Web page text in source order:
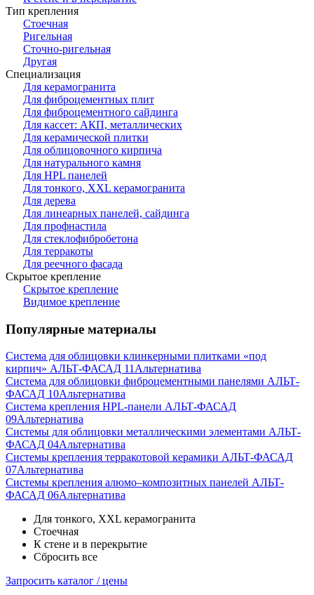
Тип крепления
Стоечная
Ригельная
Сточно-ригельная
Другая
Специализация
Для керамогранита
Для фиброцементных плит
Для фиброцементного сайдинга
Для кассет: АКП, металлических
Для керамической плитки
Для облицовочного кирпича
Для натурального камня
Для HPL панелей
Для тонкого, XXL керамогранита
Для дерева
Для линеарных панелей, сайдинга
Для профнастила
Для стеклофибробетона
Для терракоты
Для реечного фасада
Скрытое крепление
Скрытое крепление
Видимое крепление
Популярные материалы
Система для облицовки клинкерными плитками «под
кирпич» АЛЬТ-ФАСАД 11 Альтернатива
Система для облицовки фиброцементными панелями АЛЬТ-
ФАСАД 10Альтернатива
Система крепления HPL-панели АЛЬТ-ФАСАД
09Альтернатива
Системы для облицовки металлическими элементами АЛЬТ-
ФАСАД 04Альтернатива
Системы крепления терракотовой керамики АЛЬТ-ФАСАД
07Альтернатива
Cистемы крепления алюмо–композитных панелей АЛЬТ-
ФАСАД 06Альтернатива
Для тонкого, XXL керамогранита
Стоечная
К стене и в перекрытие
Сбросить все
Запросить каталог / цены